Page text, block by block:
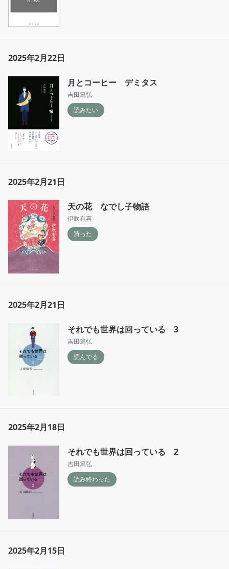
2025年2月22日
月とコーヒー デミタス
吉田篤弘
読みたい
2025年2月21日
天の花 なでし子物語
伊吹有喜
買った
2025年2月21日
それでも世界は回っている 3
吉田篤弘
読んでる
2025年2月18日
それでも世界は回っている 2
吉田篤弘
読み終わった
2025年2月15日